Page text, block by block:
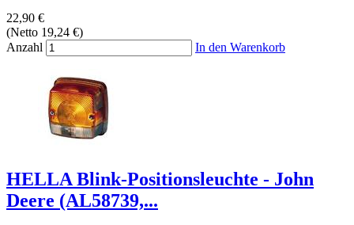
22,90 €
(Netto 19,24 €)
Anzahl
In den Warenkorb
HELLA Blink-Positionsleuchte - John
Deere (AL58739,...